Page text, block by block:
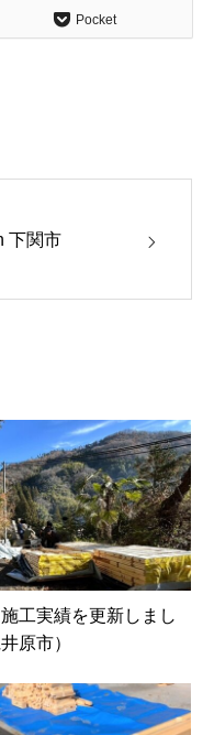
Pocket
下関市
工実績を更新しまし
原市）